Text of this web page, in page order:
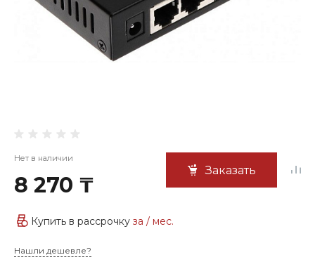
Нет в наличии
8 270 ₸
Заказать
Купить в рассрочку за / мес.
Нашли дешевле?